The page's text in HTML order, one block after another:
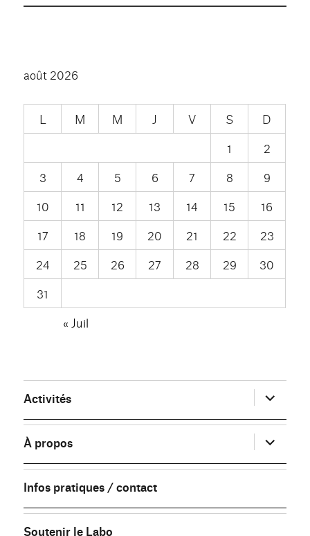
août 2026
L M M J V S
D
1
2
3
4 5 6 7 8
9
10
11 12 13 14 15
16
17
18 19 20 21 22
23
24
25 26 27 28 29
30
31
« Juil
Activités ouvrir
le
sous-
menu
À propos
ouvrir
le
sous-
menu
Infos pratiques / contact
Soutenir le Labo